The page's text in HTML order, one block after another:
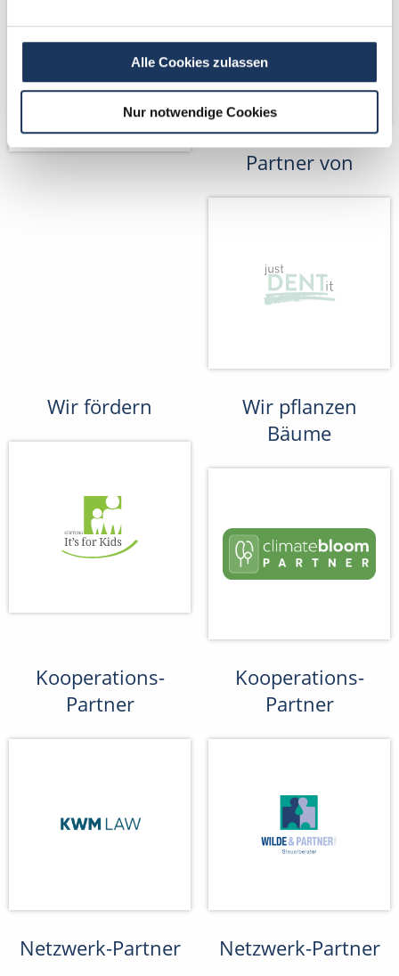
Alle Cookies zulassen
Nur notwendige Cookies
Partner von
Wir fördern
Wir pflanzen
Bäume
Kooperations-
Partner
Kooperations-
Partner
Netzwerk-Partner Netzwerk-Partner